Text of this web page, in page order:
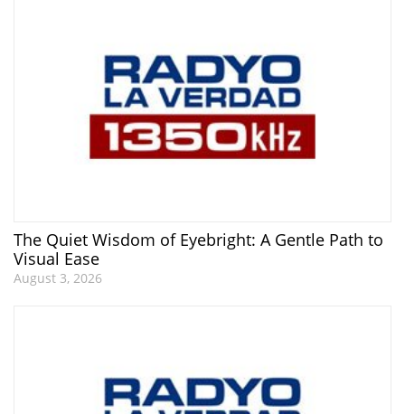
The Quiet Wisdom of Eyebright: A Gentle Path to
Visual Ease
August 3, 2026